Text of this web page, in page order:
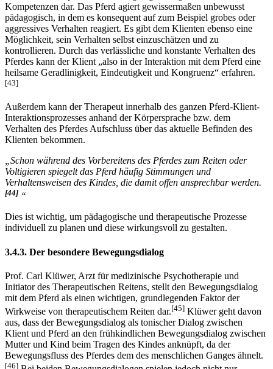
Die Heilpädagogische Förderung mit dem Pferd stellt also einen
Rahmen zum Erproben und Festigen grundlegender sozialer
Kompetenzen dar. Das Pferd agiert gewissermaßen unbewusst
pädagogisch, in dem es konsequent auf zum Beispiel grobes oder
aggressives Verhalten reagiert. Es gibt dem Klienten ebenso eine
Möglichkeit, sein Verhalten selbst einzuschätzen und zu
kontrollieren. Durch das verlässliche und konstante Verhalten des
Pferdes kann der Klient „also in der Interaktion mit dem Pferd eine
[43]
Außerdem kann der Therapeut innerhalb des ganzen Pferd-Klient-
Interaktions­prozesses anhand der Körpersprache bzw. dem
Klienten bekommen.
„Schon während des Vorbereitens des Pferdes zum Reiten oder
Voltigieren spiegelt das Pferd häufig Stimmungen und
[44]“
individuell zu planen und diese wirkungsvoll zu gestalten.
3.4.3. Der besondere Bewegungsdialog
Prof. Carl Klüwer, Arzt für medizinische Psychotherapie und
Initiator des Therapeutischen Reitens, stellt den Bewegungsdialog
mit dem Pferd als einen wichtigen, grundlegenden Faktor der
Wirkweise von therapeutischem Reiten dar. [45]Klüwer geht davon
aus, dass der Bewegungsdialog als tonischer Dialog zwischen
Klient und Pferd an den frühkindlichen Bewegungsdialog zwischen
Mutter und Kind beim Tragen des Kindes anknüpft, da der